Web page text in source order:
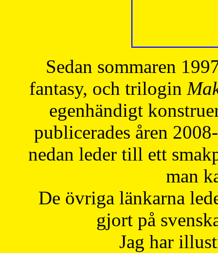
Sedan sommaren
fantasy, och trilogin
egenhändigt
publicerades åren
nedan leder till ett
man
De övriga länkarna
gjort på
Jag har